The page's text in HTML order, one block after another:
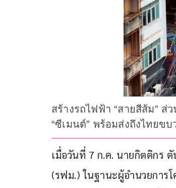
สร้างรถไฟฟ้า “สายสีส้ม”
“ซีเมนต์” พร้อมส่งถึงไทยข
เมื่อวันที่ 7 ก.ค. นายกิตติกร
(รฟม.) ในฐานะผู้อำนวยการ